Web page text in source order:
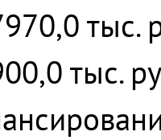
тыс.
тыс.